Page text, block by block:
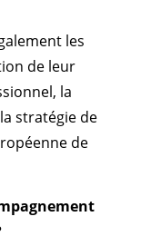
les
de leur
la
stratégie de
de